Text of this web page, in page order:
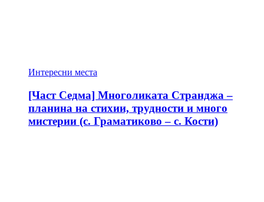
Интересни места
[Част Седма] Многоликата Странджа –
планина на стихии, трудности и много
мистерии (с. Граматиково – с. Кости)